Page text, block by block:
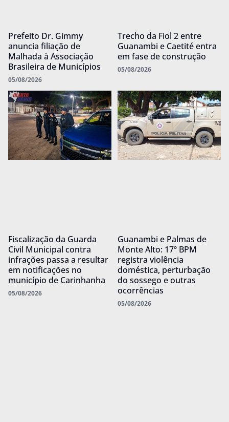
Prefeito Dr. Gimmy
anuncia filiação de
Malhada à Associação
Brasileira de Municípios
05/08/2026
Trecho da Fiol 2 entre
Guanambi e Caetité entra
em fase de construção
05/08/2026
Fiscalização da Guarda
Civil Municipal contra
infrações passa a resultar
em notificações no
município de Carinhanha
05/08/2026
Guanambi e Palmas de
Monte Alto: 17º BPM
registra violência
doméstica, perturbação
do sossego e outras
ocorrências
05/08/2026